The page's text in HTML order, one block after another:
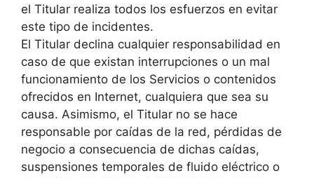
el Titular realiza todos los esfuerzos en evitar
este tipo de incidentes.
El Titular declina cualquier responsabilidad en
caso de que existan interrupciones o un mal
funcionamiento de los Servicios o contenidos
ofrecidos en Internet, cualquiera que sea su
causa. Asimismo, el Titular no se hace
responsable por caídas de la red, pérdidas de
negocio a consecuencia de dichas caídas,
suspensiones temporales de fluido eléctrico o